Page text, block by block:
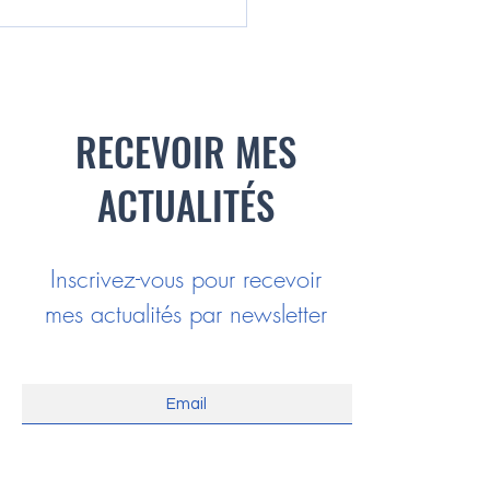
avec l'Adapei à
RECEVOIR MES
ACTUALITÉS
Inscrivez-vous pour recevoir
mes actualités par newsletter